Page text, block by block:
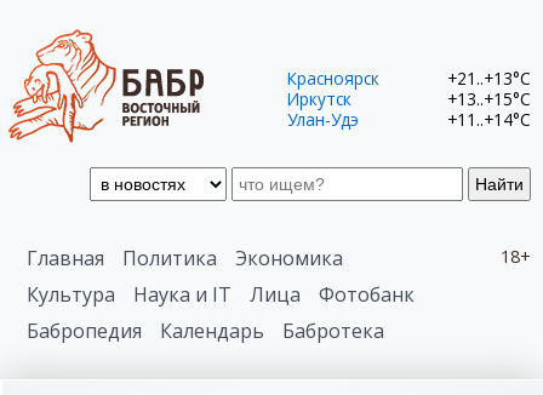
Найти
Красноярск
+21..+13°C
Иркутск
+13..+15°C
Улан-Удэ
+11..+14°C
18+
Главная Политика
Экономика
Культура
Наука и IT Лица
Фотобанк
Бабропедия
Календарь Бабротека